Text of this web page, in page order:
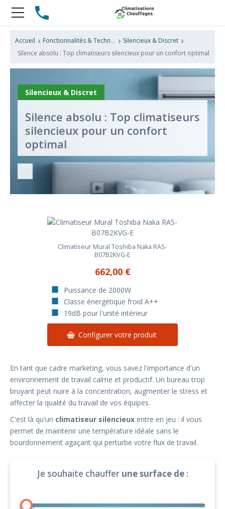
Silencieux & Discret
Silence absolu : Top climatiseurs
silencieux pour un confort
optimal
Accueil › Fonctionnalités & Technologies › Silencieux & Discret ›
Silence absolu : Top climatiseurs silencieux pour un confort optimal
Climatiseur Mural Toshiba Naka RAS-
B07B2KVG-E
662,00 €
Puissance de 2000W
Classe énergétique froid A++
19dB pour l'unité intérieur
Configurer votre produit
En tant que cadre marketing, vous savez l'importance d'un
environnement de travail calme et productif. Un bureau trop
bruyant peut nuire à la concentration, augmenter le stress et
affecter la qualité du travail de vos équipes.
C'est là qu'un climatiseur silencieux entre en jeu : il vous
permet de maintenir une température idéale sans le
bourdonnement agaçant qui perturbe votre flux de travail.
Je souhaite chauffer une surface de: